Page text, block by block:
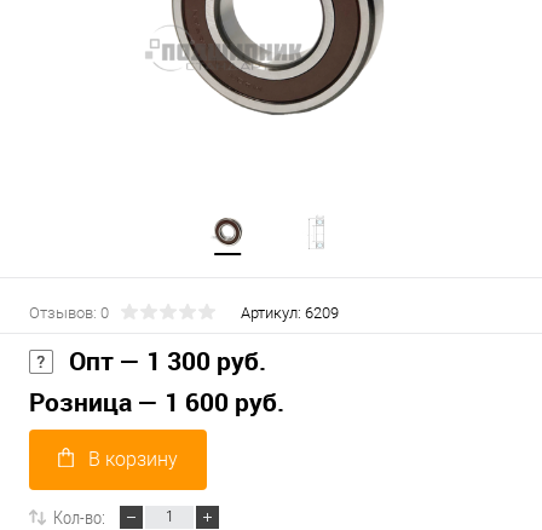
Отзывов: 0 Артикул: 6209
Опт — 1 300 руб.
Розница — 1 600 руб.
В корзину
Кол-во: